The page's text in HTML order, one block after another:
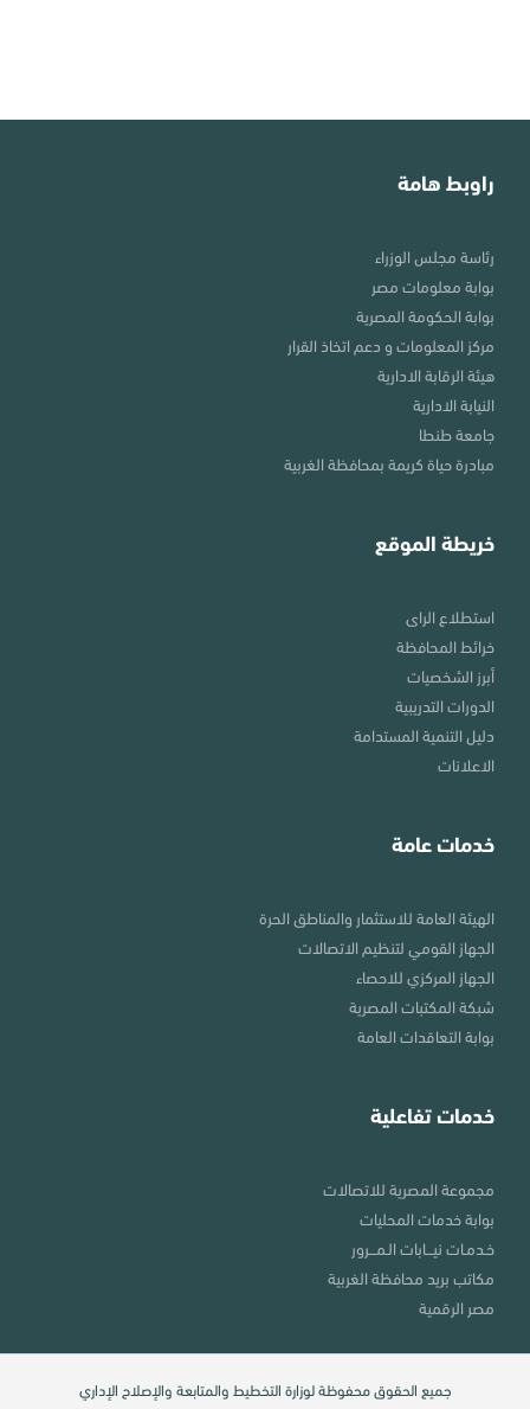
راوبط هامة
رئاسة مجلس الوزراء
بوابة معلومات مصر
بوابة الحكومة المصرية
مركز المعلومات و دعم اتخاذ القرار
هيئة الرقابة الادارية
النيابة الادارية
جامعة طنطا
مبادرة حياة كريمة بمحافظة الغربية
خريطة الموقع
استطلاع الراى
خرائط المحافظة
أبرز الشخصيات
الدورات التدريبية
دليل التنمية المستدامة
الاعلانات
خدمات عامة
الهيئة العامة للاستثمار والمناطق الحرة
الجهاز القومي لتنظيم الاتصالات
الجهاز المركزي للاحصاء
شبكة المكتبات المصرية
بوابة التعاقدات العامة
خدمات تفاعلية
مجموعة المصرية للاتصالات
بوابة خدمات المحليات
خـدمـات نيـــابات الـمـــرور
مكاتب بريد محافظة الغربية
مصر الرقمية
جميع الحقوق محفوظة لوزارة التخطيط والمتابعة والإصلاح الإداري